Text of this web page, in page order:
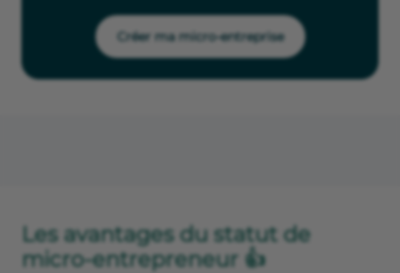
Créer ma micro-entreprise
Les avantages du statut de
micro-entrepreneur 👍